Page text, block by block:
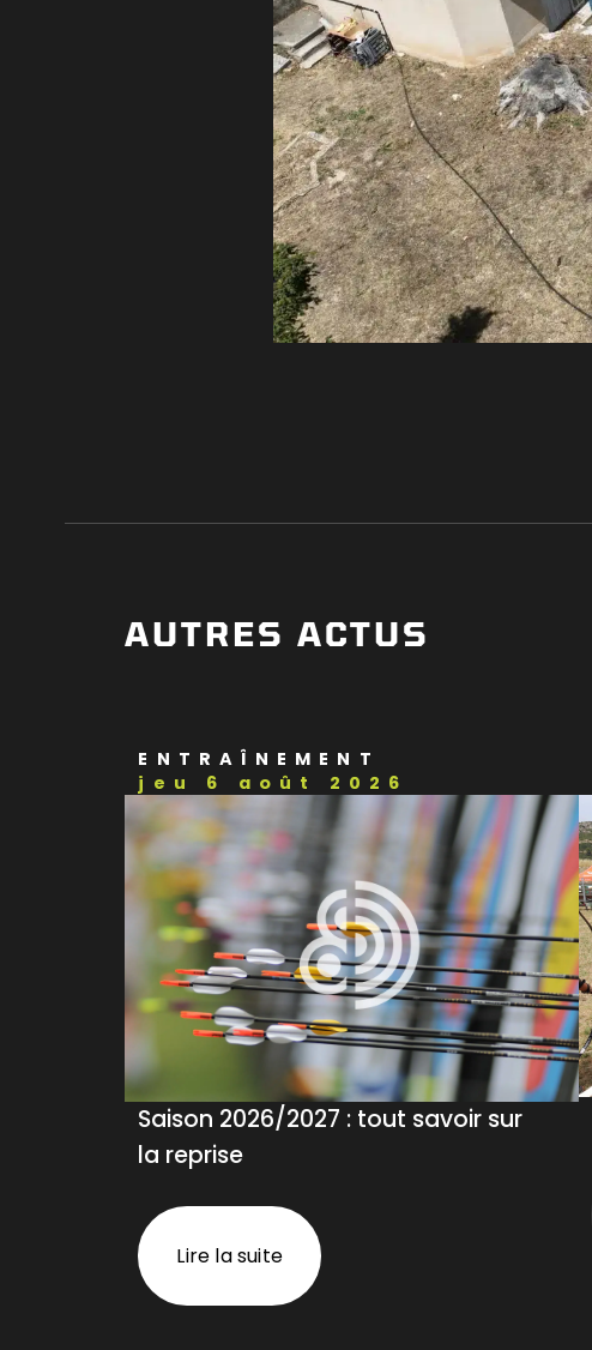
AUTRES ACTUS
ENTRAÎNEMENT
jeu 6 août 2026
Saison 2026/2027 : tout savoir sur
la reprise
Lire la suite